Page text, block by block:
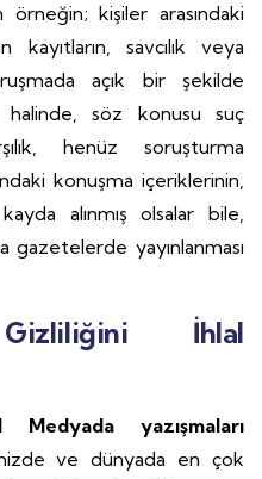
örneğin; kişiler arasındaki
kayıtların, savcılık veya
açık bir şekilde
halinde, söz konusu suç
henüz soruşturma
konuşma içeriklerinin,
alınmış olsalar bile,
yayınlanması
Gizliliğini İhlal
yazışmaları
ve dünyada en çok